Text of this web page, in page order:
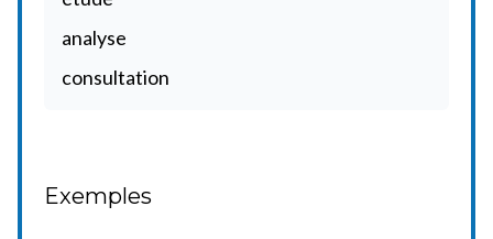
analyse
consultation
Exemples